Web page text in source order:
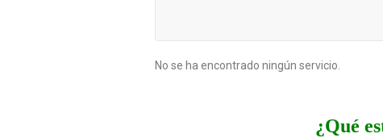
No se ha encontrado ningún servicio.
¿Qué